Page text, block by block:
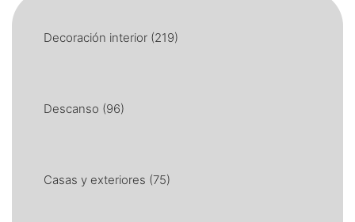
Decoración interior (219)
Descanso (96)
Casas y exteriores (75)